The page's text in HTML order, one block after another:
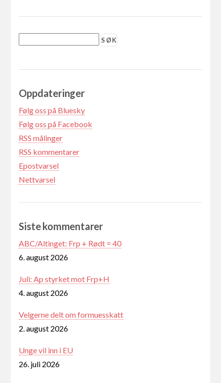
Oppdateringer
Følg oss på Bluesky
Følg oss på Facebook
RSS målinger
RSS kommentarer
Epostvarsel
Nettvarsel
Siste kommentarer
ABC/Altinget: Frp + Rødt = 40
6. august 2026
Juli: Ap styrket mot Frp+H
4. august 2026
Velgerne delt om formuesskatt
2. august 2026
Unge vil inn i EU
26. juli 2026